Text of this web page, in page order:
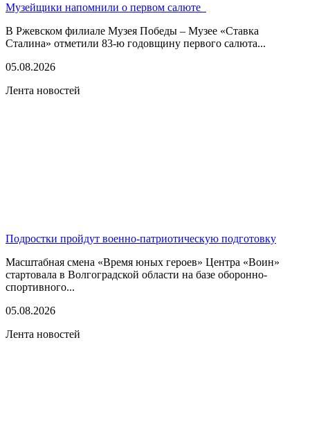
Музейщики напомнили о первом салюте
В Ржевском филиале Музея Победы – Музее «Ставка
Сталина» отметили 83-ю годовщину первого салюта...
05.08.2026
Лента новостей
Подростки пройдут военно-патриотическую подготовку
Масштабная смена «Время юных героев» Центра «Воин»
стартовала в Волгоградской области на базе оборонно-
спортивного...
05.08.2026
Лента новостей